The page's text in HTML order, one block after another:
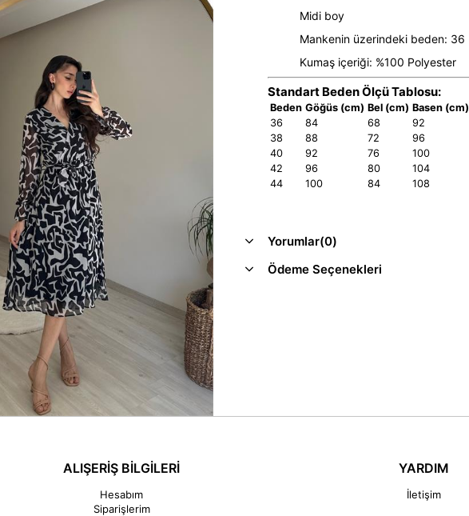
Midi boy
Mankenin üzerindeki beden: 36
Kumaş içeriği: %100 Polyester
Standart Beden Ölçü Tablosu:
Beden Göğüs (cm) Bel (cm) Basen (cm)
36
84 68 92
38
88 72 96
40
92 76 100
42
96 80 104
44
100 84 108
Yorumlar(0)
Ödeme Seçenekleri
ALIŞERİŞ BİLGİLERİ
Hesabım
Siparişlerim
YARDIM
İletişim